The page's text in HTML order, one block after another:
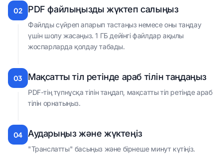
02 PDF файлыңызды жүктеп салыңыз
Файлды сүйреп апарып тастаңыз немесе оны таңдау
үшін шолу жасаңыз. 1 ГБ дейінгі файлдар ақылы
жоспарларда қолдау табады.
03 Мақсатты тіл ретінде араб тілін таңдаңыз
PDF-тің түпнұсқа тілін таңдап, мақсатты тіл ретінде араб
тілін орнатыңыз.
04 Аударыңыз және жүктеңіз
"Транслатты" басыңыз және бірнеше минут күтіңіз.